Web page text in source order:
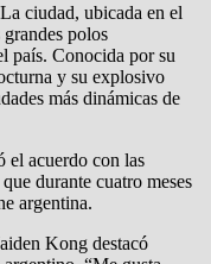
ciudad, ubicada en el
polos
país. Conocida por su
y su explosivo
más dinámicas de
el acuerdo con las
durante cuatro meses
argentina.
Kong destacó